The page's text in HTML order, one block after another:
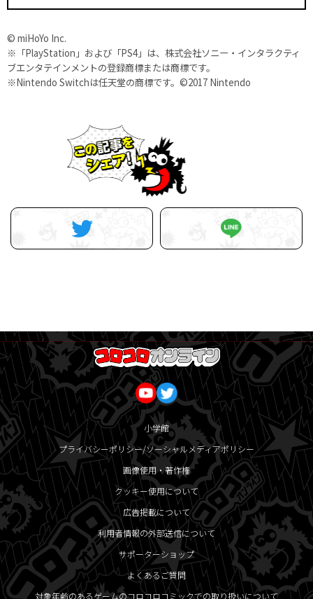
© miHoYo Inc.
※「PlayStation」および「PS4」は、株式会社ソニー・インタラクティ
ブエンタテインメントの登録商標または商標です。
※Nintendo Switchは任天堂の商標です。©2017 Nintendo
小学館
プライバシーポリシー/ソーシャルメディアポリシー
画像使用・著作権
クッキー使用について
広告掲載について
利用者情報の外部送信について
サポーターショップ
よくあるご質問
対象年齢のあるゲームのコロコロコミックでの取り扱いについて